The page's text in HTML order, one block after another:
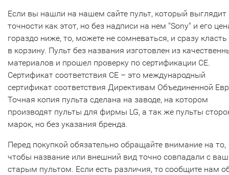
Если вы нашли на нашем сайте пульт, который выглядит
точности как этот, но без надписи на нем "Sony" и его
гораздо ниже, то, можете не сомневаться, и сразу класть
в корзину. Пульт без названия изготовлен из
материалов и прошел проверку по сертификации CE.
Сертификат соответствия СЕ – это международный
сертификат соответствия Директивам Объединенной
Точная копия пульта сделана на заводе, на котором
производят пульты для фирмы LG, а так же пульты
марок, но без указания бренда.
Перед покупкой обязательно обращайте внимание на то,
чтобы название или внешний вид точно совпадали с
старым пультом. Если есть различия, то сообщите нам